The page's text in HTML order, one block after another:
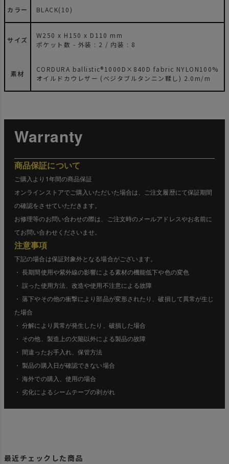
カラー BLACK(10)
サイズ
W250 x H150 x D110 mm
ポケット数 - 外装 : 2 / 内装 : 8
素材
CORDURA ballistic®1000D×840D fabric NYLON100%
オイルドカウレザー (ベジタブルタンニン鞣し) 2.0m/m
Warranty
商品保証について
ご購入より1年間の商品保証
オンラインストアでご購入いただいた場合は、ご注文履歴にて保証期間
の確認をさせていただきます。
お修理等のお問い合わせの際は、ご注文時のメールアドレスやお名前に
てお問い合わせくださいませ。
注意事項
下記の場合は保証対象外となる場合がございます。
・ 長期間使用や紫外線の影響による素材の機能低下や色の変色
・ 誤った使用方法、改造や使用不注意による故障
・ 落下やその他の衝撃により部品が変形されたり、破損して異常が生じ
た場合
・ 分解により異常が発生したり、破損した場合
・ その他、製造上の欠陥以外による製品の故障
・ 間違ったお手入れ、保管方法
・ 製品の購入日が確認できない場合
・ 海外での購入、使用の場合
・ 劣化によるシームテープの剥がれ
最近チェックした商品